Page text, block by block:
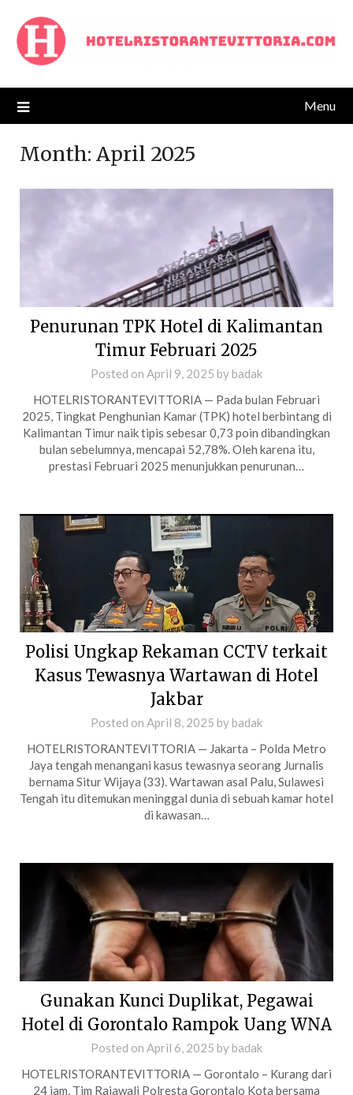
content
Menu
Month: April 2025
Penurunan TPK Hotel di Kalimantan
Timur Februari 2025
Posted on April 9, 2025 bybadak
HOTELRISTORANTEVITTORIA — Pada bulan Februari
2025, Tingkat Penghunian Kamar (TPK) hotel berbintang di
Kalimantan Timur naik tipis sebesar 0,73 poin dibandingkan
bulan sebelumnya, mencapai 52,78%. Oleh karena itu,
prestasi Februari 2025 menunjukkan penurunan…
Polisi Ungkap Rekaman CCTV terkait
Kasus Tewasnya Wartawan di Hotel
Jakbar
Posted on April 8, 2025 bybadak
HOTELRISTORANTEVITTORIA — Jakarta – Polda Metro
Jaya tengah menangani kasus tewasnya seorang Jurnalis
bernama Situr Wijaya (33). Wartawan asal Palu, Sulawesi
Tengah itu ditemukan meninggal dunia di sebuah kamar hotel
di kawasan…
Gunakan Kunci Duplikat, Pegawai
Hotel di Gorontalo Rampok Uang WNA
Posted on April 6, 2025 bybadak
HOTELRISTORANTEVITTORIA — Gorontalo – Kurang dari
24 jam, Tim Rajawali Polresta Gorontalo Kota bersama